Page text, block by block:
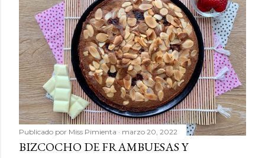
Publicado por Miss Pimienta marzo 20, 2022
BIZCOCHO DE FRAMBUESAS Y